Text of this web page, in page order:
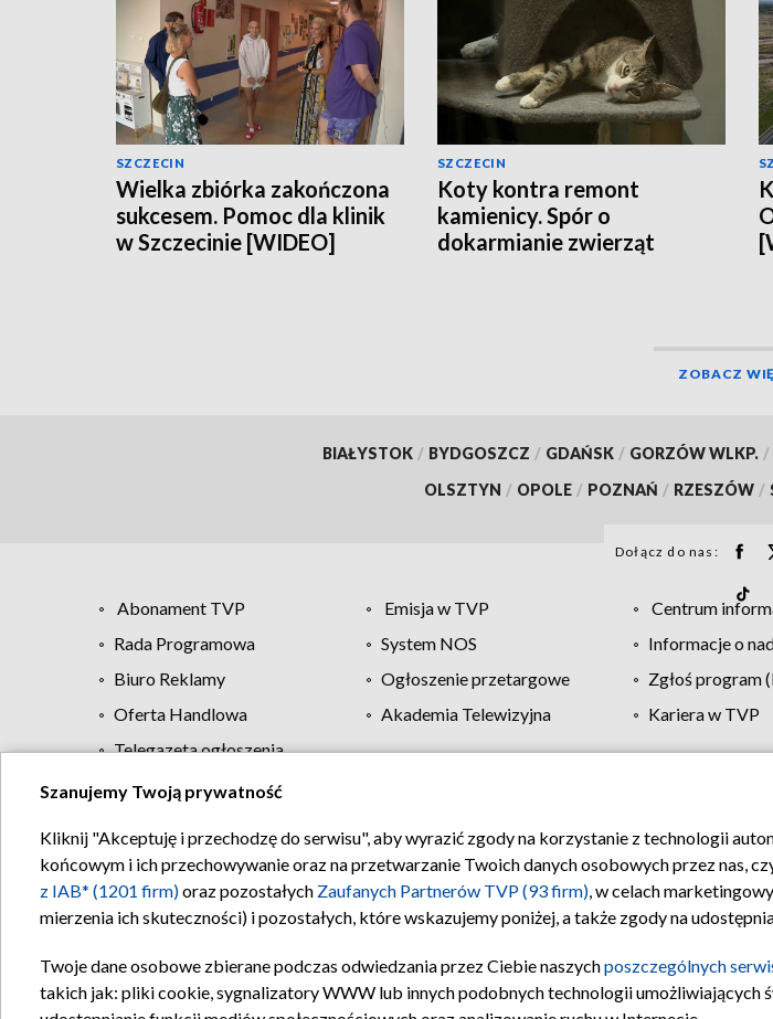
SZCZECIN
Wielka zbiórka zakończona
sukcesem. Pomoc dla klinik
w Szczecinie [WIDEO]
SZCZECIN
Koty kontra remont
kamienicy. Spór o
dokarmianie zwierząt
ZOBACZ
BIAŁYSTOK / BYDGOSZCZ / GDAŃSK / GORZÓW WLKP. /
OLSZTYN / OPOLE / POZNAŃ / RZESZÓW /
Dołącz do nas:
Abonament TVP Emisja w TVP Centrum
Rada Programowa
System NOS Informacje o
Biuro Reklamy
Ogłoszenie przetargowe Zgłoś program
Oferta Handlowa
Akademia Telewizyjna Kariera w TVP
Telegazeta ogłoszenia
Regulamin TVP Polityka prywatności Moje
Szanujemy Twoją prywatność
Kliknij "Akceptuję i przechodzę do serwisu", aby wyrazić zgody na korzystanie z technologii
końcowym i ich przechowywanie oraz na przetwarzanie Twoich danych osobowych przez nas,
z IAB* (1201 firm)oraz pozostałych Zaufanych Partnerów TVP (93 firm), w celach
mierzenia ich skuteczności) i pozostałych, które wskazujemy poniżej, a także zgody na
Twoje dane osobowe zbierane podczas odwiedzania przez Ciebie naszychposzczególnych
takich jak: pliki cookie, sygnalizatory WWW lub innych podobnych technologii umożliwiających